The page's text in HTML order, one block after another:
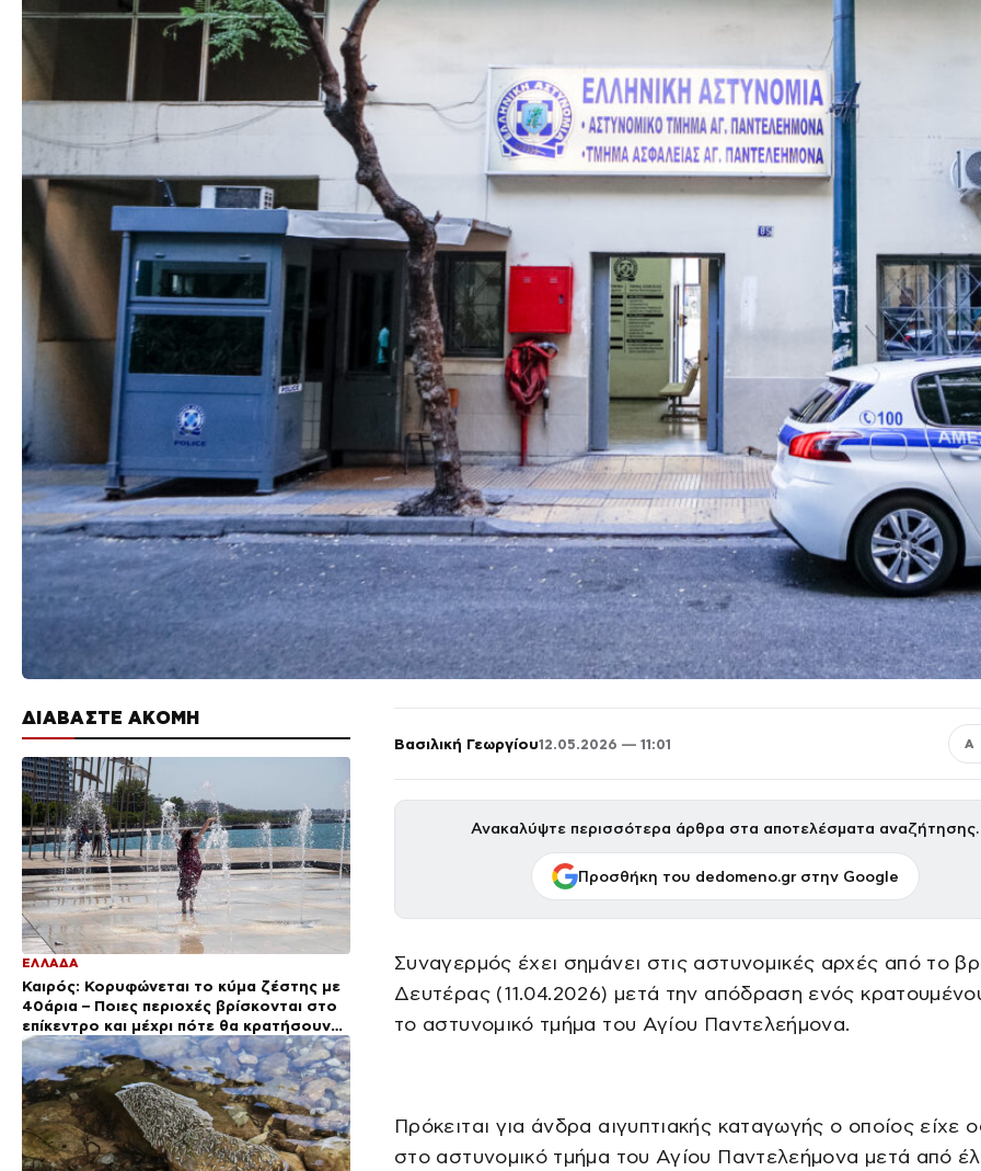
ΔΙΑΒΑΣΤΕ ΑΚΟΜΗ
ΕΛΛΑΔΑ
Καιρός: Κορυφώνεται το κύμα ζέστης με
40άρια – Ποιες περιοχές βρίσκονται στο
επίκεντρο και μέχρι πότε θα κρατήσουν
τα μελτέμια
Βασιλική Γεωργίου12.05.2026 — 11:01 Α
Ανακαλύψτε περισσότερα άρθρα στα αποτελέσματα αναζήτησης.
Προσθήκη του dedomeno.gr στην Google
Συναγερμός έχει σημάνει στις αστυνομικές αρχές από το
Δευτέρας (11.04.2026) μετά την απόδραση ενός
το αστυνομικό τμήμα του Αγίου Παντελεήμονα.
Πρόκειται για άνδρα αιγυπτιακής καταγωγής ο οποίος είχε
στο αστυνομικό τμήμα του Αγίου Παντελεήμονα μετά από